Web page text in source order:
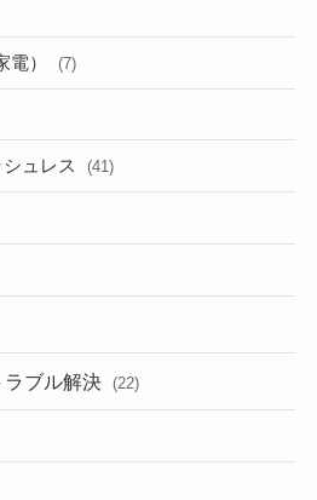
電） (7)
ュレス (41)
ブル解決 (22)